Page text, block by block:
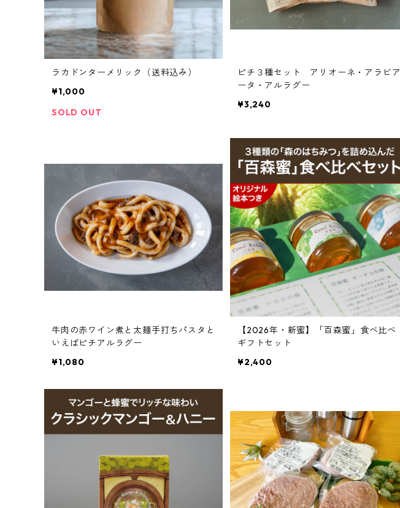
ラカドンターメリック（送料込み）
¥1,000
SOLD OUT
ピチ３種セット アリオーネ・アラビア
ータ・アルラグー
¥3,240
牛肉の赤ワイン煮と太麺手打ちパスタと
いえばピチアルラグー
¥1,080
【2026年・新蜜】「百森蜜」食べ比べ
ギフトセット
¥2,400